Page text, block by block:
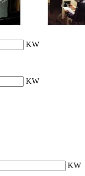
KW
KW
KW